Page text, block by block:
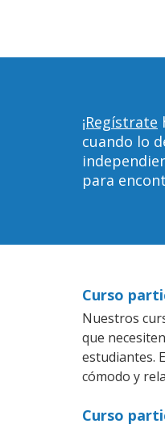
¡Regístrate
cuando lo
para
Curso
Nuestros
que
estudiantes.
cómodo y
Curso